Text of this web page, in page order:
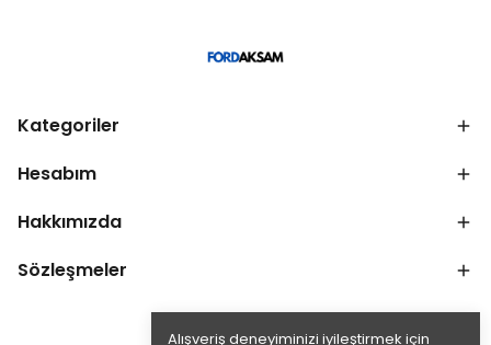
Alışveriş deneyiminizi iyileştirmek için
Kategoriler
Hesabım
Hakkımızda
Sözleşmeler